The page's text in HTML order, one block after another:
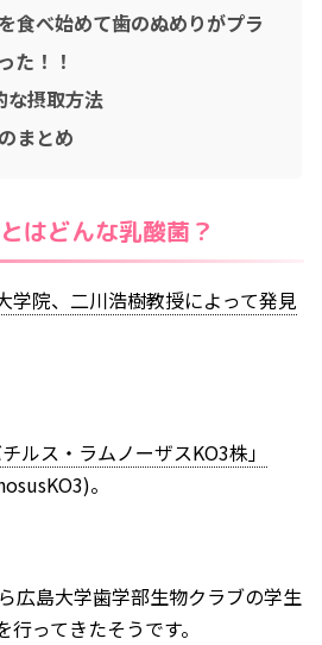
食べ始めて歯のぬめりがプラ
た！！
な摂取方法
まとめ
はどんな乳酸菌？
学院、二川浩樹教授によって発見
チルス・ラムノーザスKO3株」
。
広島大学歯学部生物クラブの学生
ってきたそうです。